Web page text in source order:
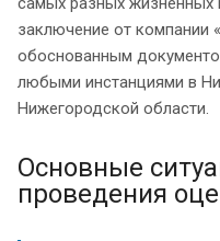
заключение от компании
обоснованным
любыми инстанциями в
Нижегородской области.
Основные
проведения